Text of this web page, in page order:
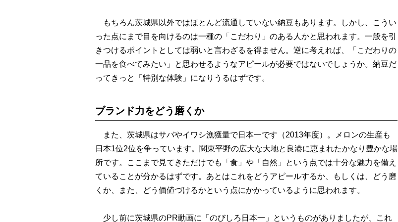
もちろん茨城県以外ではほとんど流通していない納豆もあります。しかし、こうい
った点にまで目を向けるのは一種の「こだわり」のある人かと思われます。一般を引
きつけるポイントとしては弱いと言わざるを得ません。逆に考えれば、「こだわりの
一品を食べてみたい」と思わせるようなアピールが必要ではないでしょうか。納豆だ
ってきっと「特別な体験」になりうるはずです。
ブランド力をどう磨くか
また、茨城県はサバやイワシ漁獲量で日本一です（2013年度）。メロンの生産も
日本1位2位を争っています。関東平野の広大な大地と良港に恵まれたかなり豊かな場
所です。ここまで見てきただけでも「食」や「自然」という点では十分な魅力を備え
ていることが分かるはずです。あとはこれをどうアピールするか、もしくは、どう磨
くか、また、どう価値づけるかという点にかかっているように思われます。
少し前に茨城県のPR動画に「のびしろ日本一」というものがありましたが、これ